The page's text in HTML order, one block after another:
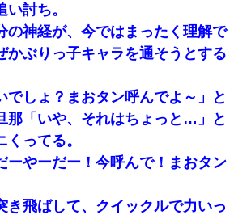
女友達2人を家に泊めた結果ｗｗｗｗｗｗ
んでる女性が鍵をわかりやすいところに隠し
俺「忍びこんでみよう！」→ 結果
ブタ女！てめー席譲れ！」と絡まれ腹を殴る
がら夫に話すと一年後に…
ラするくらいの「白粉の匂い」が鼻につくも
しない…」ある日、友人奥「素敵なアンティ
？）
討ち。
の神経が、今ではまったく理解で
かぶりっ子キャラを通そうとする
でしょ？まおタン呼んでよ～」と
那「いや、それはちょっと…」と
ってる。
ーやーだー！今呼んで！まおタン
き飛ばして、クイックルで力いっ